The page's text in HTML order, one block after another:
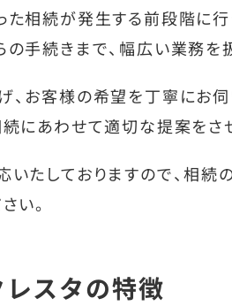
相続が発生する前段階に
手続きまで、幅広い業務を
お客様の希望を丁寧にお伺
にあわせて適切な提案をさ
たしておりますので、相続
い。
スタの特徴